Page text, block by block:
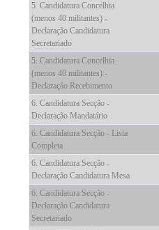
5. Candidatura Concelhia
(menos 40 militantes) -
Declaração Candidatura
Secretariado
5. Candidatura Concelhia
(menos 40 militantes) -
Declaração Recebimento
6. Candidatura Secção -
Declaração Mandatário
6. Candidatura Secção - Lista
Completa
6. Candidatura Secção -
Declaração Candidatura Mesa
6. Candidatura Secção -
Declaração Candidatura
Secretariado